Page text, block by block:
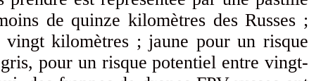
de quinze kilomètres des Russes ;
kilomètres ; jaune pour un risque
pour un risque potentiel entre vingt-